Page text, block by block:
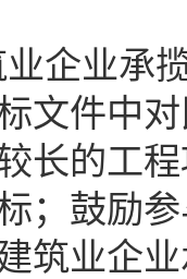
企业承
文件中
长的工
；鼓励
筑业企